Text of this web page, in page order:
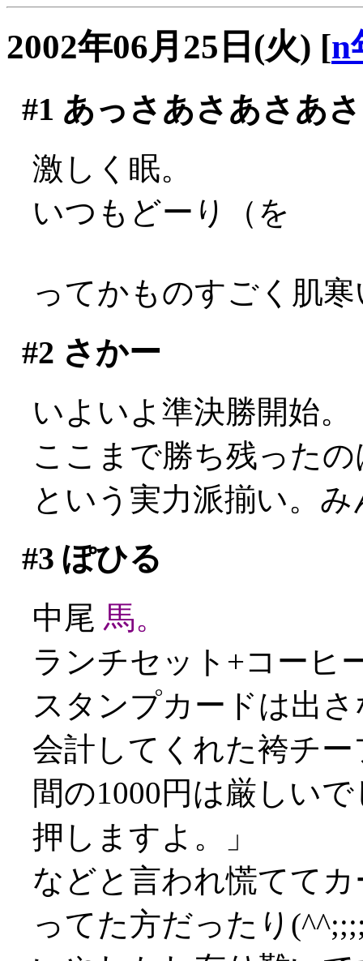
2002年06月25日(火) [n
#1 あっさあさあさあさ
激しく眠。
いつもどーり（を
ってかものすごく肌
#2 さかー
いよいよ準決勝開始。
ここまで勝ち残った
という実力派揃い。
#3 ぽひる
中尾 馬。
ランチセット+コーヒ
スタンプカードは出
会計してくれた袴チ
間の1000円は厳しい
押しますよ。」
などと言われ慌てて
ってた方だったり